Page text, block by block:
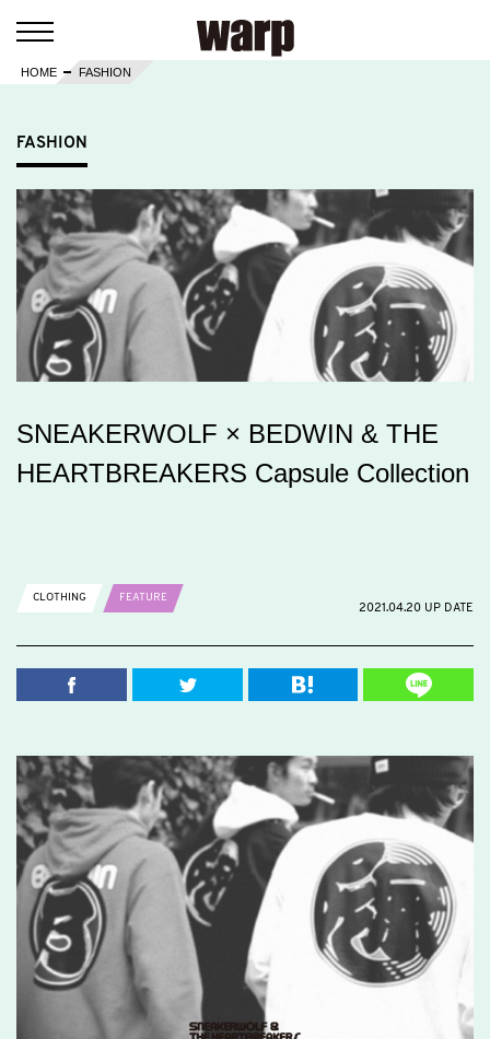
HOME FASHION
FASHION
SNEAKERWOLF × BEDWIN & THE
HEARTBREAKERS Capsule Collection
CLOTHING
FEATURE
2021.04.20 UP DATE